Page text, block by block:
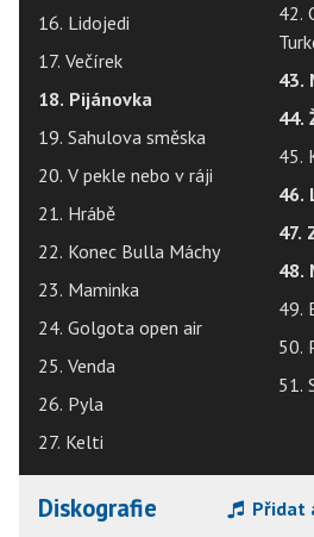
16. Lidojedi
17. Večírek
18. Pijánovka
19. Sahulova směska
20. V pekle nebo v ráji
21. Hrábě
22. Konec Bulla Máchy
23. Maminka
24. Golgota open air
25. Venda
26. Pyla
27. Kelti
42.
43.
44.
45.
46.
47.
48.
49.
50.
51.
Diskografie Přidat